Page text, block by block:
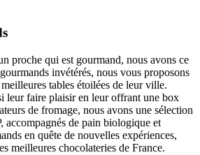
proche qui est gourmand, nous avons ce
invétérés, nous vous proposons
tables étoilées de leur ville.
leur faire plaisir en leur offrant une box
de fromage, nous avons une sélection
accompagnés de pain biologique et
en quête de nouvelles expériences,
meilleures chocolateries de France.